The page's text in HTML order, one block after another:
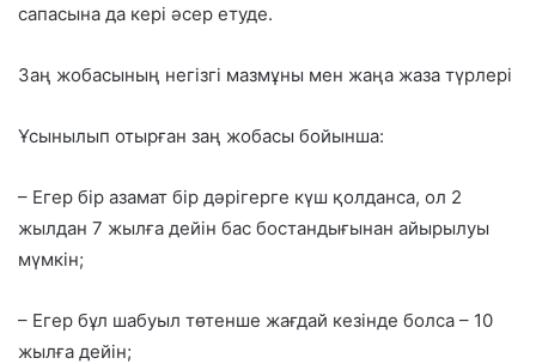
сапасына да кері әсер етуде.
Заң жобасының негізгі мазмұны мен жаңа жаза түрлері
Ұсынылып отырған заң жобасы бойынша:
– Егер бір азамат бір дәрігерге күш қолданса, ол 2
жылдан 7 жылға дейін бас бостандығынан айырылуы
мүмкін;
– Егер бұл шабуыл төтенше жағдай кезінде болса – 10
жылға дейін;